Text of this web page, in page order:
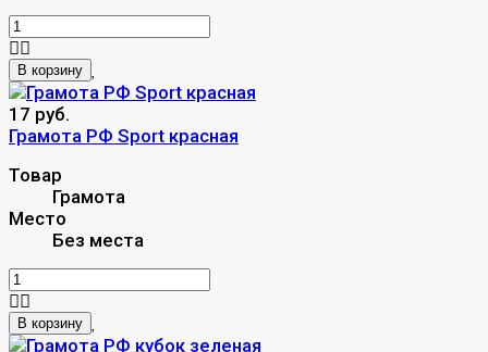
В корзину
17 руб.
Грамота РФ Sport красная
Товар
Грамота
Место
Без места
В корзину